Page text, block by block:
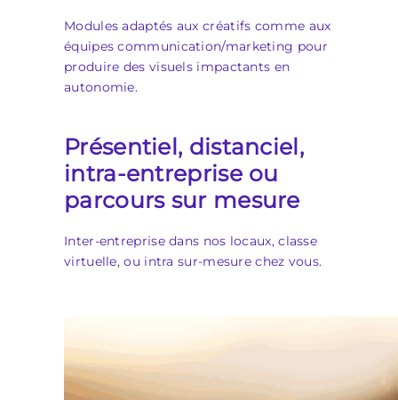
Modules adaptés aux créatifs comme aux
équipes communication/marketing pour
produire des visuels impactants en
autonomie.
Présentiel, distanciel,
intra-entreprise ou
parcours sur mesure
Inter-entreprise dans nos locaux, classe
virtuelle, ou intra sur-mesure chez vous.